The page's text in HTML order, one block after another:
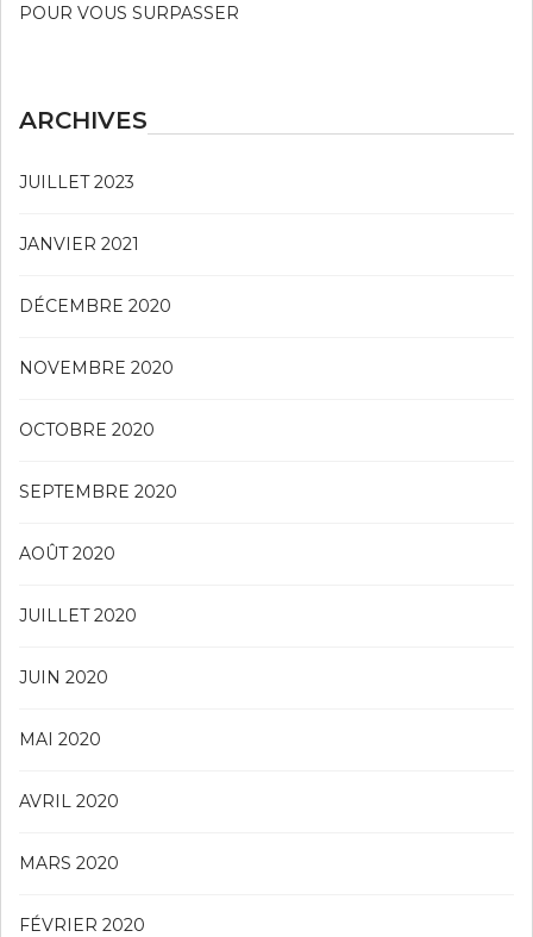
POUR VOUS SURPASSER
ARCHIVES
JUILLET 2023
JANVIER 2021
DÉCEMBRE 2020
NOVEMBRE 2020
OCTOBRE 2020
SEPTEMBRE 2020
AOÛT 2020
JUILLET 2020
JUIN 2020
MAI 2020
AVRIL 2020
MARS 2020
FÉVRIER 2020